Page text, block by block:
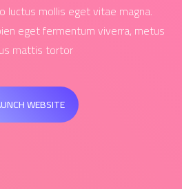
luctus mollis eget vitae magna.
eget fermentum viverra, metus
mattis tortor.
WEBSITE